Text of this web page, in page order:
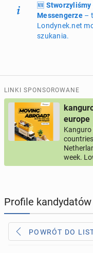
Dodaj
PROFILE
USŁUGI
MOTORYZACJA
KUPIĘ & SPRZEDAM
TOWARZYSKIE
🆕 Stworzyliśmy
Messengerze–
Londynek.net
szukania.
LINKI SPONSOROWANE
europe
Kanguro
week.
Profile kandydatów
POWRÓT DO